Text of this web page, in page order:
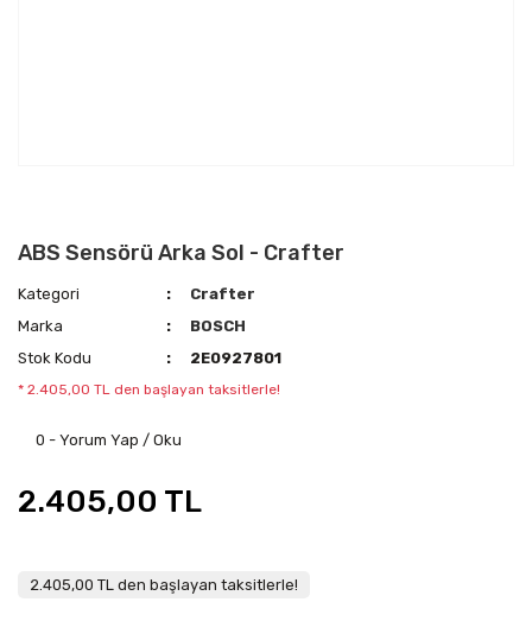
ABS Sensörü Arka Sol - Crafter
Kategori
Crafter
Marka
BOSCH
Stok Kodu
2E0927801
* 2.405,00 TL den başlayan taksitlerle!
0 - Yorum Yap / Oku
2.405,00 TL
2.405,00 TL den başlayan taksitlerle!